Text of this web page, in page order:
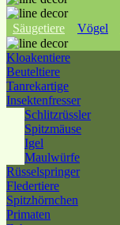
Säugetiere Vögel
Kloakentiere
Beuteltiere
Tanrekartige
Insektenfresser
Schlitzrüssler
Spitzmäuse
Igel
Maulwürfe
Rüsselspringer
Fledertiere
Spitzhörnchen
Primaten